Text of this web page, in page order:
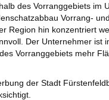
des Vorranggebiets im
Vorrang-
Region hin konzentriert
Der Unternehmer ist
Vorranggebiets mehr
der Stadt